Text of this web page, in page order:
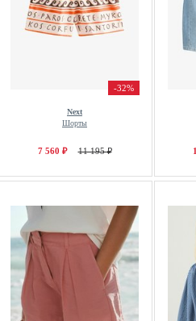
-32%
Next
Шорты
7 560 ₽ 11 195 ₽